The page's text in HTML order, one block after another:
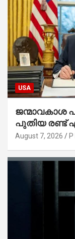
USA
ജന്മാവകാശ
പുതിയ രണ്ട്
ട്രംപ്
August 7, 2026